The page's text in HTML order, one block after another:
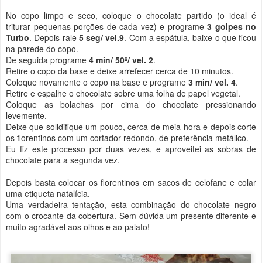
No copo limpo e seco, coloque o chocolate partido (o ideal é
triturar pequenas porções de cada vez) e programe 3 golpes no
Turbo. Depois rale 5 seg/ vel.9. Com a espátula, baixe o que ficou
na parede do copo.
De seguida programe 4 min/ 50º/ vel. 2.
Retire o copo da base e deixe arrefecer cerca de 10 minutos.
Coloque novamente o copo na base e programe 3 min/ vel. 4.
Retire e espalhe o chocolate sobre uma folha de papel vegetal.
Coloque as bolachas por cima do chocolate pressionando
levemente.
Deixe que solidifique um pouco, cerca de meia hora e depois corte
os florentinos com um cortador redondo, de preferência metálico.
Eu fiz este processo por duas vezes, e aproveitei as sobras de
chocolate para a segunda vez.
Depois basta colocar os florentinos em sacos de celofane e colar
uma etiqueta natalícia.
Uma verdadeira tentação, esta combinação do chocolate negro
com o crocante da cobertura. Sem dúvida um presente diferente e
muito agradável aos olhos e ao palato!